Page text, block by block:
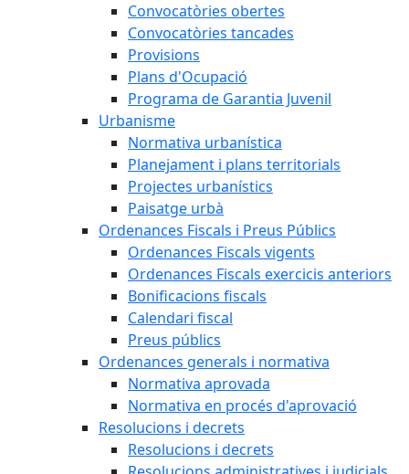
Convocatòries obertes
Convocatòries tancades
Provisions
Plans d'Ocupació
Programa de Garantia Juvenil
Urbanisme
Normativa urbanística
Planejament i plans territorials
Projectes urbanístics
Paisatge urbà
Ordenances Fiscals i Preus Públics
Ordenances Fiscals vigents
Ordenances Fiscals exercicis anteriors
Bonificacions fiscals
Calendari fiscal
Preus públics
Ordenances generals i normativa
Normativa aprovada
Normativa en procés d'aprovació
Resolucions i decrets
Resolucions i decrets